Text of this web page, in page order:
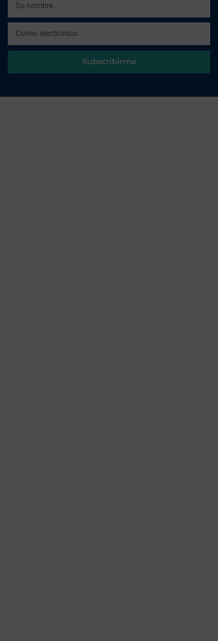
Subscribirme